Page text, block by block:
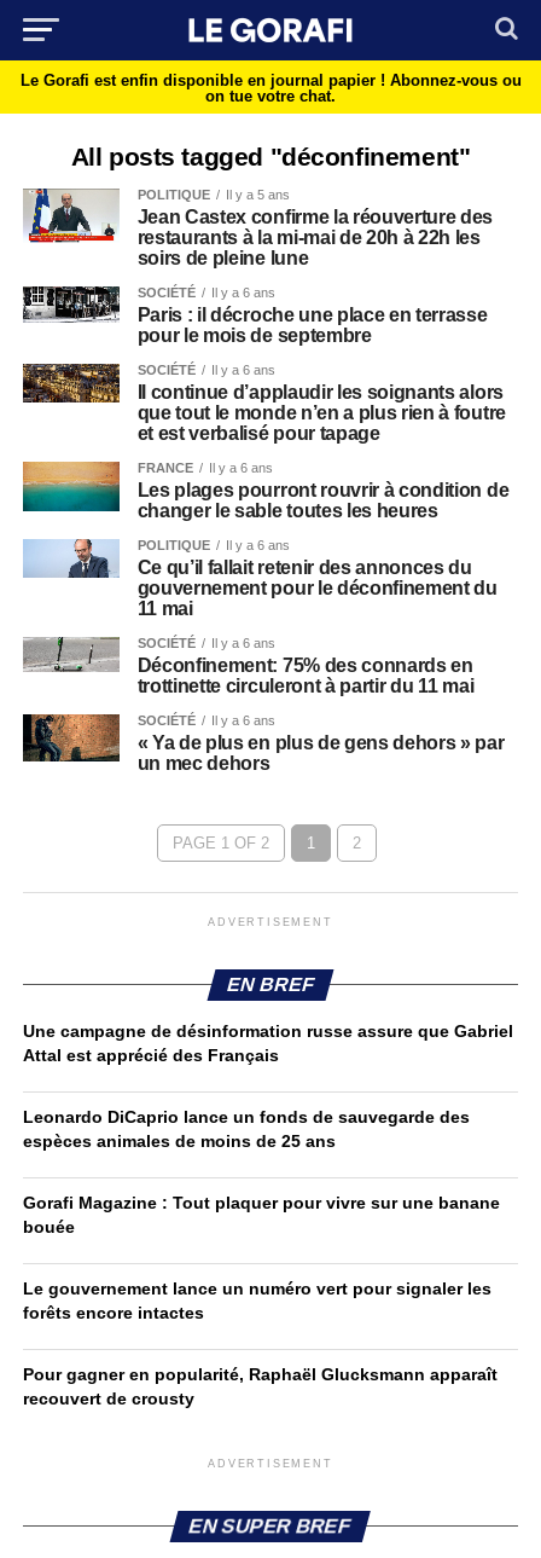
Le Gorafi est enfin disponible en journal papier ! Abonnez-vous ou
on tue votre chat.
All posts tagged "déconfinement"
POLITIQUE Il y a 5 ans
Jean Castex confirme la réouverture des
restaurants à la mi-mai de 20h à 22h les
soirs de pleine lune
SOCIÉTÉ Il y a 6 ans
Paris : il décroche une place en terrasse
pour le mois de septembre
SOCIÉTÉ Il y a 6 ans
Il continue d’applaudir les soignants alors
que tout le monde n’en a plus rien à foutre
et est verbalisé pour tapage
FRANCE Il y a 6 ans
Les plages pourront rouvrir à condition de
changer le sable toutes les heures
POLITIQUE Il y a 6 ans
Ce qu’il fallait retenir des annonces du
gouvernement pour le déconfinement du
11 mai
SOCIÉTÉ Il y a 6 ans
Déconfinement: 75% des connards en
trottinette circuleront à partir du 11 mai
SOCIÉTÉ Il y a 6 ans
« Ya de plus en plus de gens dehors » par
un mec dehors
PAGE 1 OF 2 1 2
ADVERTISEMENT
EN BREF
Une campagne de désinformation russe assure que Gabriel
Attal est apprécié des Français
Leonardo DiCaprio lance un fonds de sauvegarde des
espèces animales de moins de 25 ans
Gorafi Magazine : Tout plaquer pour vivre sur une banane
bouée
Le gouvernement lance un numéro vert pour signaler les
forêts encore intactes
Pour gagner en popularité, Raphaël Glucksmann apparaît
recouvert de crousty
ADVERTISEMENT
EN SUPER BREF